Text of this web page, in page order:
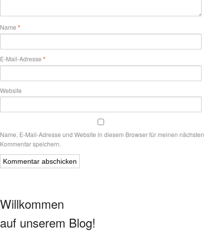
Name *
E-Mail-Adresse *
Website
Name, E-Mail-Adresse und Website in diesem Browser für meinen nächsten
Kommentar speichern.
Willkommen
auf unserem Blog!